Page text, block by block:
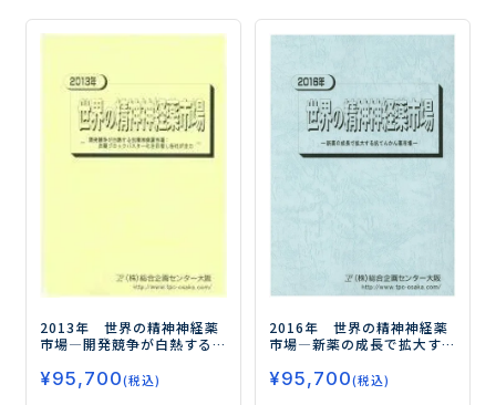
2013年 世界の精神神経薬
市場―開発競争が白熱する
ロックバスター化を目指し
各社が注力―
¥95,700(税込)
2016年 世界の精神神経薬
市場―新薬の成長で拡大す
¥95,700(税込)